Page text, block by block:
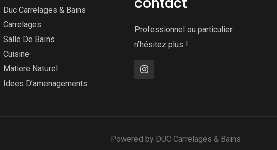
Duc Carrelages & Bains
Carrelages
Salle De Bains
Cuisine
Matiere Naturel
Idees D’amenagements
Professionnel ou particulier
n’hésitez plus !
Powered by DUC Carrelages & Bains